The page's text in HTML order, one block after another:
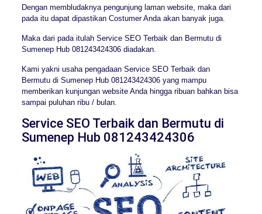
Dengan membludaknya pengunjung laman website, maka dari
pada itu dapat dipastikan Costumer Anda akan banyak juga.
Maka dari pada itulah Service SEO Terbaik dan Bermutu di
Sumenep Hub 081243424306 diadakan.
Kami yakni usaha pengadaan Service SEO Terbaik dan
Bermutu di Sumenep Hub 081243424306 yang mampu
memberikan kunjungan website Anda hingga ribuan bahkan bisa
sampai puluhan ribu / bulan.
Service SEO Terbaik dan Bermutu di
Sumenep Hub 081243424306